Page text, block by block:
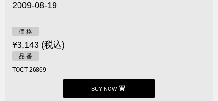
2009-08-19
価 格
¥3,143 (税込)
品 番
TOCT-26869
BUY NOW